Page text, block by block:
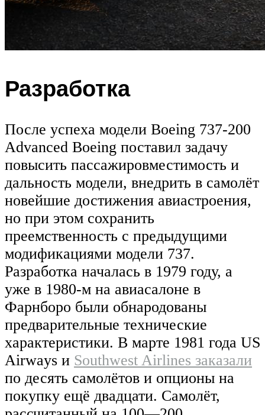
Разработка
После успеха модели Boeing 737-200
Advanced Boeing поставил задачу
повысить пассажировместимость и
дальность модели, внедрить в самолёт
новейшие достижения авиастроения,
но при этом сохранить
преемственность с предыдущими
модификациями модели 737.
Разработка началась в 1979 году, а
уже в 1980-м на авиасалоне в
Фарнборо были обнародованы
предварительные технические
характеристики. В марте 1981 года US
Airways и Southwest Airlines заказали
по десять самолётов и опционы на
покупку ещё двадцати. Самолёт,